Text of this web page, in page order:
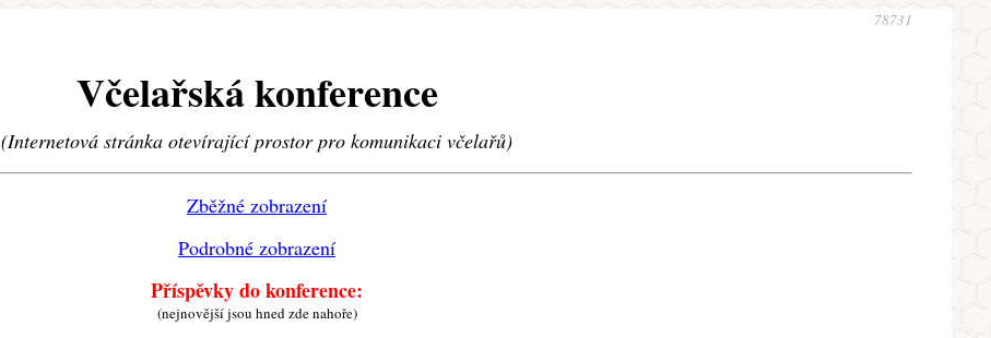
78731
Včelařská konference
(Internetová stránka otevírající prostor pro komunikaci včelařů)
Zběžné zobrazení
Podrobné zobrazení
Příspěvky do konference:
(nejnovější jsou hned zde nahoře)